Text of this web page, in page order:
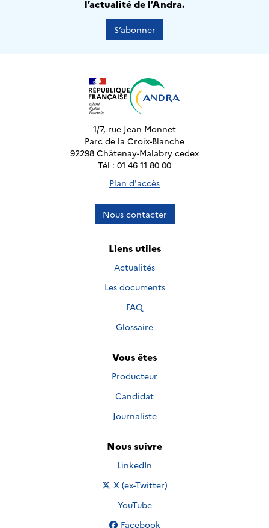
l’actualité de l’Andra.
S’abonner
1/7, rue Jean Monnet
Parc de la Croix-Blanche
92298 Châtenay-Malabry cedex
Tél : 01 46 11 80 00
Plan d'accès
Nous contacter
Liens utiles
Actualités
Les documents
FAQ
Glossaire
Vous êtes
Producteur
Candidat
Journaliste
Nous suivre
Nous suivre sur
LinkedIn
Nous suivre sur
X (ex-Twitter)
Nous suivre sur
YouTube
Nous suivre sur
Facebook